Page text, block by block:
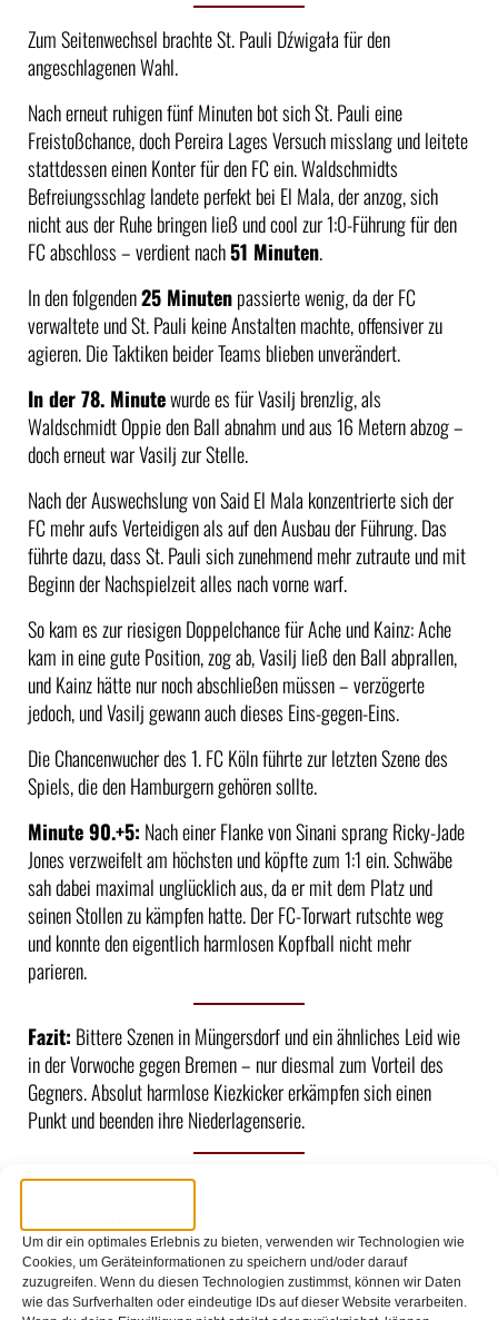
Um dir ein optimales Erlebnis zu bieten, verwenden wir Technologien wie
Cookies, um Geräteinformationen zu speichern und/oder darauf
zuzugreifen. Wenn du diesen Technologien zustimmst, können wir Daten
wie das Surfverhalten oder eindeutige IDs auf dieser Website verarbeiten.
Zum Seitenwechsel brachte St. Pauli Dźwigała für den
angeschlagenen Wahl.
Nach erneut ruhigen fünf Minuten bot sich St. Pauli eine
Freistoßchance, doch Pereira Lages Versuch misslang und leitete
stattdessen einen Konter für den FC ein. Waldschmidts
Befreiungsschlag landete perfekt bei El Mala, der anzog, sich
nicht aus der Ruhe bringen ließ und cool zur 1:0-Führung für den
FC abschloss – verdient nach51 Minuten.
In den folgenden25 Minutenpassierte wenig, da der FC
verwaltete und St. Pauli keine Anstalten machte, offensiver zu
agieren. Die Taktiken beider Teams blieben unverändert.
In der 78. Minutewurde es für Vasilj brenzlig, als
Waldschmidt Oppie den Ball abnahm und aus 16 Metern abzog –
doch erneut war Vasilj zur Stelle.
Nach der Auswechslung von Said El Mala konzentrierte sich der
FC mehr aufs Verteidigen als auf den Ausbau der Führung. Das
führte dazu, dass St. Pauli sich zunehmend mehr zutraute und mit
Beginn der Nachspielzeit alles nach vorne warf.
So kam es zur riesigen Doppelchance für Ache und Kainz: Ache
kam in eine gute Position, zog ab, Vasilj ließ den Ball abprallen,
und Kainz hätte nur noch abschließen müssen – verzögerte
jedoch, und Vasilj gewann auch dieses Eins-gegen-Eins.
Die Chancenwucher des 1. FC Köln führte zur letzten Szene des
Spiels, die den Hamburgern gehören sollte.
Minute 90.+5: Nach einer Flanke von Sinani sprang Ricky-Jade
Jones verzweifelt am höchsten und köpfte zum 1:1 ein. Schwäbe
sah dabei maximal unglücklich aus, da er mit dem Platz und
seinen Stollen zu kämpfen hatte. Der FC-Torwart rutschte weg
und konnte den eigentlich harmlosen Kopfball nicht mehr
parieren.
Fazit: Bittere Szenen in Müngersdorf und ein ähnliches Leid wie
in der Vorwoche gegen Bremen – nur diesmal zum Vorteil des
Gegners. Absolut harmlose Kiezkicker erkämpfen sich einen
Punkt und beenden ihre Niederlagenserie.
Ausblick auf die nächste Partie
Am kommenden Samstag um 18:30 Uhr gastiert der FC im
Nachbarschaftsduell bei Bayer Leverkusen für das letzte
Auswärtsspiel des Jahres 2025.